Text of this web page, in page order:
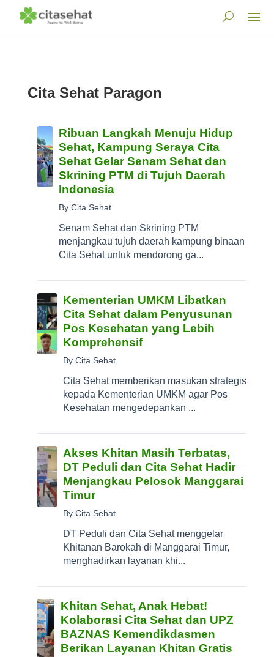
Cita Sehat Paragon
Ribuan Langkah Menuju Hidup
Sehat, Kampung Seraya Cita
Sehat Gelar Senam Sehat dan
Skrining PTM di Tujuh Daerah
Indonesia
By Cita Sehat
Senam Sehat dan Skrining PTM
menjangkau tujuh daerah kampung binaan
Cita Sehat untuk mendorong ga...
Kementerian UMKM Libatkan
Cita Sehat dalam Penyusunan
Pos Kesehatan yang Lebih
Komprehensif
By Cita Sehat
Cita Sehat memberikan masukan strategis
kepada Kementerian UMKM agar Pos
Kesehatan mengedepankan ...
Akses Khitan Masih Terbatas,
DT Peduli dan Cita Sehat Hadir
Menjangkau Pelosok Manggarai
Timur
By Cita Sehat
DT Peduli dan Cita Sehat menggelar
Khitanan Barokah di Manggarai Timur,
menghadirkan layanan khi...
Khitan Sehat, Anak Hebat!
Kolaborasi Cita Sehat dan UPZ
BAZNAS Kemendikdasmen
Berikan Layanan Khitan Gratis